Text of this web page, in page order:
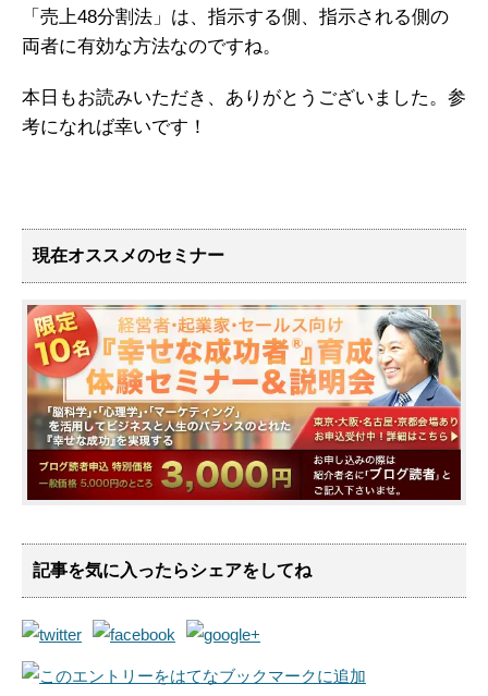
「売上48分割法」は、指示する側、指示される側の
両者に有効な方法なのですね。
本日もお読みいただき、ありがとうございました。参
考になれば幸いです！
現在オススメのセミナー
記事を気に入ったらシェアをしてね